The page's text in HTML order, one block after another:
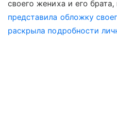
своего жениха и его брата,
представила обложку
раскрыла подробности